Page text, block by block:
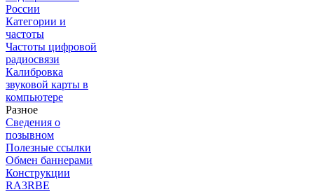
России
Категории и
частоты
Частоты цифровой
радиосвязи
Калибровка
звуковой карты в
компьютере
Разное
Сведения о
позывном
Полезные ссылки
Обмен баннерами
Конструкции
RA3RBE